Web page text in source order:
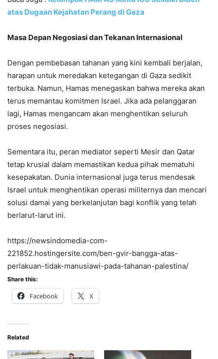
atas Dugaan Kejahatan Perang di Gaza
Masa Depan Negosiasi dan Tekanan Internasional
Dengan pembebasan tahanan yang kini kembali berjalan,
harapan untuk meredakan ketegangan di Gaza sedikit
terbuka. Namun, Hamas menegaskan bahwa mereka akan
terus memantau komitmen Israel. Jika ada pelanggaran
lagi, Hamas mengancam akan menghentikan seluruh
proses negosiasi.
Sementara itu, peran mediator seperti Mesir dan Qatar
tetap krusial dalam memastikan kedua pihak mematuhi
kesepakatan. Dunia internasional juga terus mendesak
Israel untuk menghentikan operasi militernya dan mencari
solusi damai yang berkelanjutan bagi konflik yang telah
berlarut-larut ini.
https://newsindomedia-com-
221852.hostingersite.com/ben-gvir-bangga-atas-
perlakuan-tidak-manusiawi-pada-tahanan-palestina/
Share this:
Facebook X
Related